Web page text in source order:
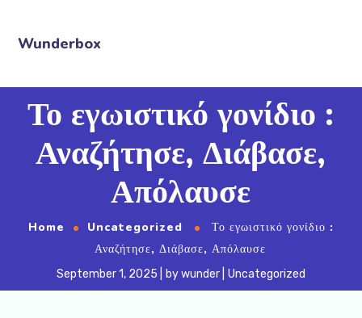
Wunderbox
Το εγωιστικό γονίδιο :
Αναζήτησε, Διάβασε,
Απόλαυσε
Home Uncategorized
Το εγωιστικό γονίδιο :
Αναζήτησε, Διάβασε, Απόλαυσε
September 1, 2025 bywunder Uncategorized